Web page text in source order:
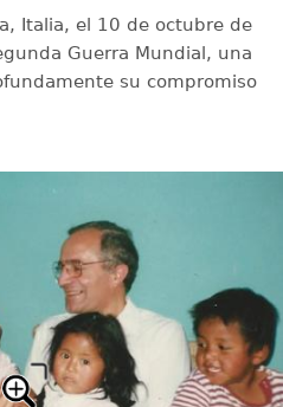
Italia, el 10 de octubre de
Guerra Mundial, una
su compromiso